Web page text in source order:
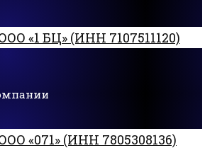
«1 БЦ» (ИНН 7107511120)
«071» (ИНН 7805308136)